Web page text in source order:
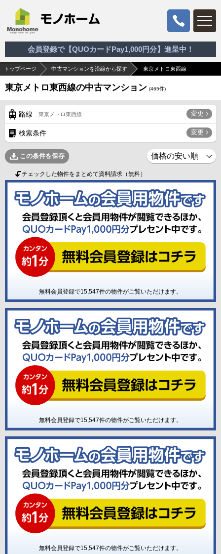
会員登録で【QUOカードPay1,000円分】進呈中！
トップページ 中古マンションを沿線から探す 東京メトロ東西線
東京メトロ東西線の中古マンション (465件)
路線 東京メトロ東西線 変更
検索条件 変更
この条件を保存
チェックした物件をまとめて資料請求（無料）
無料会員登録で15,547件の物件がご覧いただけます。
無料会員登録で15,547件の物件がご覧いただけます。
無料会員登録で15,547件の物件がご覧いただけます。